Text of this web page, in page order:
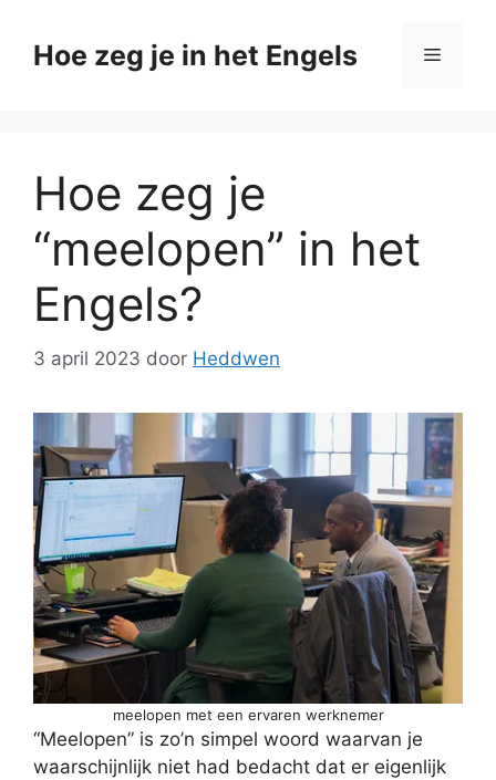
naarHoe zeg je in het Engels Menu
Hoe zeg je
“meelopen” in het
Engels?
3 april 2023 door Heddwen
meelopen met een ervaren werknemer
“Meelopen” is zo’n simpel woord waarvan je
waarschijnlijk niet had bedacht dat er eigenlijk